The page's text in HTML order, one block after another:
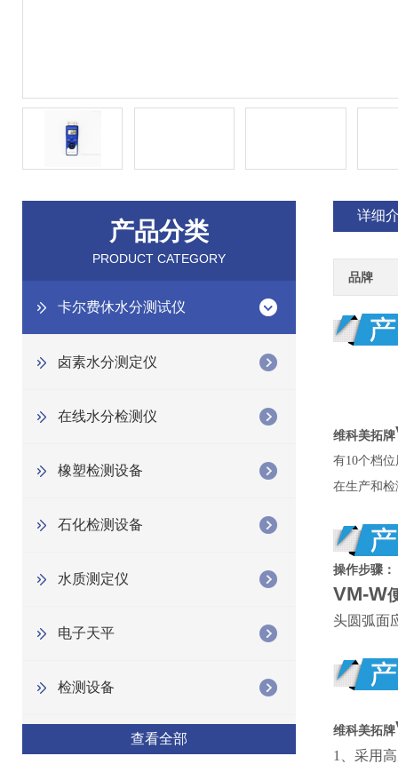
产品分类
PRODUCT CATEGORY
卡尔费休水分测试仪
卤素水分测定仪
在线水分检测仪
橡塑检测设备
石化检测设备
水质测定仪
电子天平
检测设备
查看全部
详细
品牌
维科美拓牌
有10个档
在生产和
操作步骤：
VM-W
头圆弧面
维科美拓牌
1、 采用